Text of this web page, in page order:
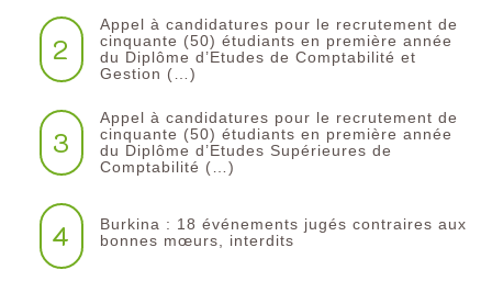
2
Appel à candidatures pour le recrutement de
cinquante (50) étudiants en première année
du Diplôme d’Etudes de Comptabilité et
Gestion (…)
3
Appel à candidatures pour le recrutement de
cinquante (50) étudiants en première année
du Diplôme d’Etudes Supérieures de
Comptabilité (…)
4
Burkina : 18 événements jugés contraires aux
bonnes mœurs, interdits